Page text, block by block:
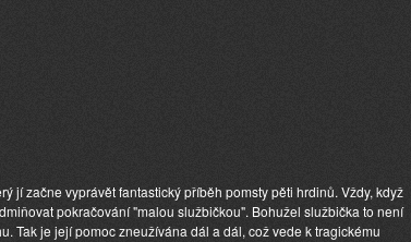
jí začne vyprávět fantastický příběh pomsty pěti hrdinů. Vždy, když
pokračování "malou službičkou". Bohužel službička to není
Tak je její pomoc zneužívána dál a dál, což vede k tragickému